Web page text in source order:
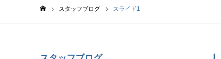
スタッフブログ スライド1